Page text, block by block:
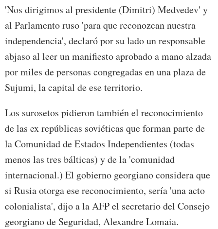
'Nos dirigimos al presidente (Dimitri) Medvedev' y
al Parlamento ruso 'para que reconozcan nuestra
independencia', declaró por su lado un responsable
abjaso al leer un manifiesto aprobado a mano alzada
por miles de personas congregadas en una plaza de
Sujumi, la capital de ese territorio.
Los surosetos pidieron también el reconocimiento
de las ex repúblicas soviéticas que forman parte de
la Comunidad de Estados Independientes (todas
menos las tres bálticas) y de la 'comunidad
internacional.) El gobierno georgiano considera que
si Rusia otorga ese reconocimiento, sería 'una acto
colonialista', dijo a la AFP el secretario del Consejo
georgiano de Seguridad, Alexandre Lomaia.